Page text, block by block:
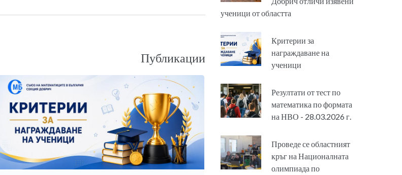
Публикации
ученици от областта
Критерии за
награждаване на
ученици
Резултати от тест по
математика по формата
на НВО - 28.03.2026 г.
Проведе се областният
кръг на Националната
олимпиада по